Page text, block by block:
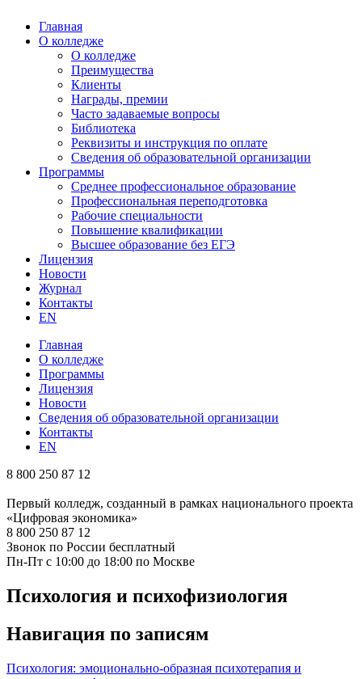
Главная
О колледже
О колледже
Преимущества
Клиенты
Награды, премии
Часто задаваемые вопросы
Библиотека
Реквизиты и инструкция по оплате
Сведения об образовательной организации
Программы
Среднее профессиональное образование
Профессиональная переподготовка
Рабочие специальности
Повышение квалификации
Высшее образование без ЕГЭ
Лицензия
Новости
Журнал
Контакты
EN
Главная
О колледже
Программы
Лицензия
Новости
Сведения об образовательной организации
Контакты
EN
8 800 250 87 12
Первый колледж, созданный в рамках национального проекта
«Цифровая экономика»
8 800 250 87 12
Звонок по России бесплатный
Пн-Пт с 10:00 до 18:00 по Москве
Психология и психофизиология
Навигация по записям
Психология: эмоционально-образная психотерапия и